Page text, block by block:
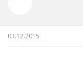
03.12.2015